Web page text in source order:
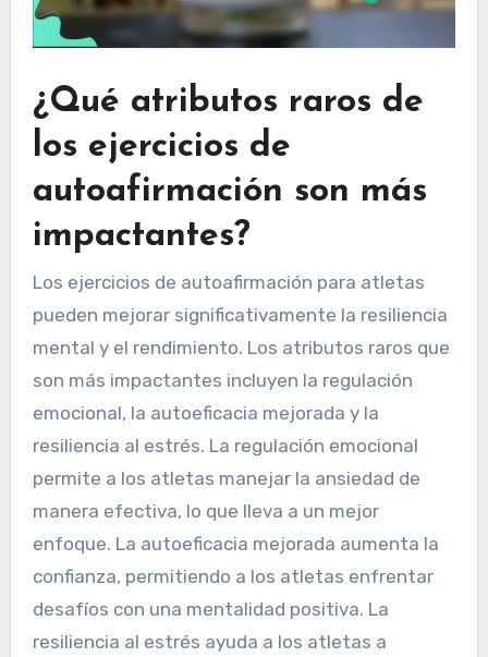
¿Qué atributos raros de
los ejercicios de
autoafirmación son más
impactantes?
Los ejercicios de autoafirmación para atletas
pueden mejorar significativamente la resiliencia
mental y el rendimiento. Los atributos raros que
son más impactantes incluyen la regulación
emocional, la autoeficacia mejorada y la
resiliencia al estrés. La regulación emocional
permite a los atletas manejar la ansiedad de
manera efectiva, lo que lleva a un mejor
enfoque. La autoeficacia mejorada aumenta la
confianza, permitiendo a los atletas enfrentar
desafíos con una mentalidad positiva. La
resiliencia al estrés ayuda a los atletas a